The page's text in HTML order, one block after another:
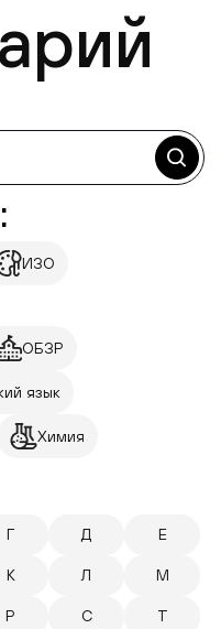
ИЗО
ОБЗР
язык
Химия
Г Д Е
К Л М
Р С Т